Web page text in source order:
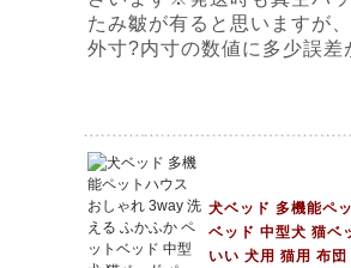
たみ皺が有ると思いますが
外寸?内寸の数値に多少誤
犬ベッド 多機能ペ
ベッド 中型犬 猫ベ
いい 犬用 猫用 布団